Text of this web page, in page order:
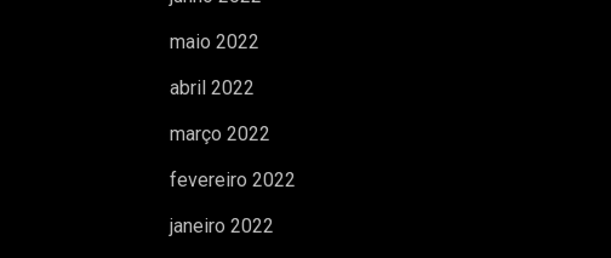
maio 2022
abril 2022
março 2022
fevereiro 2022
janeiro 2022